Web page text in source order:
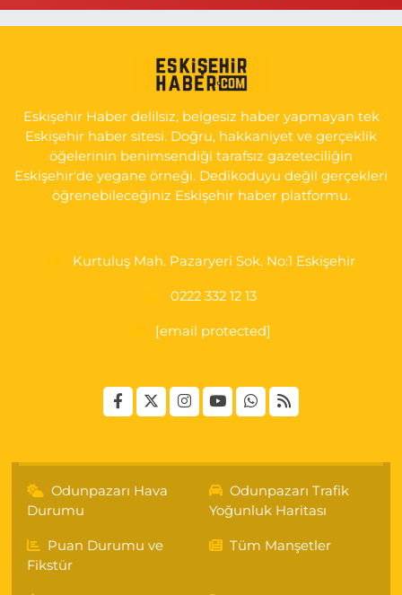
GÜLTEPE MAH. HALK CAD. NO:107 C
0 (222) 250 40 50 Yol Tarifi Al
Bizim Eczanesi
EMEK MAH. ERTAŞ CAD.NO:12 A Küçük Sanayi girişi Tarım Kredi
Koop. Market yanı
Eskişehir Haber delilsiz, belgesiz haber yapmayan tek
Eskişehir haber sitesi. Doğru, hakkaniyet ve gerçeklik
öğelerinin benimsendiği tarafsız gazeteciliğin
Eskişehir'de yegane örneği. Dedikoduyu değil gerçekleri
öğrenebileceğiniz Eskişehir haber platformu.
Kurtuluş Mah. Pazaryeri Sok. No:1 Eskişehir
0222 332 12 13
[email protected]
Odunpazarı Hava
Durumu
Odunpazarı Trafik
Yoğunluk Haritası
Puan Durumu ve
Fikstür
Tüm Manşetler